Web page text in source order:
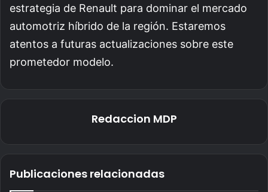
estrategia de Renault para dominar el mercado
automotriz híbrido de la región. Estaremos
atentos a futuras actualizaciones sobre este
prometedor modelo.
Redaccion MDP
Publicaciones relacionadas